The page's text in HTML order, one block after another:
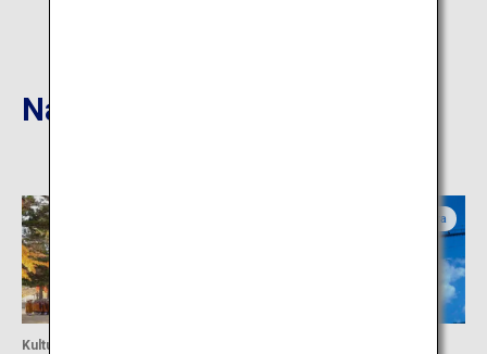
Nahgelegene Reiseziele
Kultur
Nara